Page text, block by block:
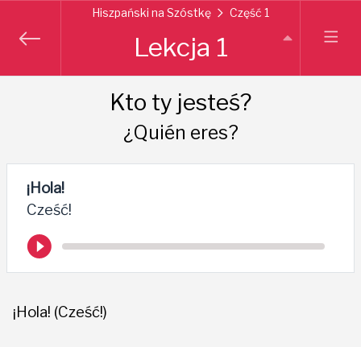
Hiszpański na Szóstkę Część 1
Lekcja 1
Kto ty jesteś?
¿Quién eres?
¡Hola!
Cześć!
¡Hola! (Cześć!)